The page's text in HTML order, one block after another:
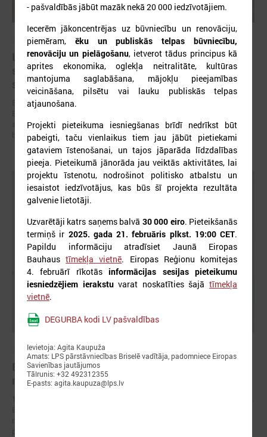
2026. gada 19. jūnijs
Latvijas pašvaldības aicinātas pieteikties
sadarbībai ar Ukrainas pašvaldībām veltītai
starptautiskai balvai
Eiropas Pašvaldību un reģionu padome sadarbībā ar “U-LEAD with
starptautiskai pašvaldību sadarbības balvai “Uzticības tiltu sadarbības
balva 2026”.
2026. gada 17. jūnijs
Eiropas pilsētu līderi Gimarainšā vienojas par
rīcību klimata noturības stiprināšanai
- pašvaldībās jābūt mazāk nekā 20 000 iedzīvotājiem.
Iecerēm jākoncentrējas uz būvniecību un renovāciju,
piemēram, ēku un publiskās telpas būvniecību,
renovāciju un pielāgošanu, ietverot tādus principus kā
aprites ekonomika, oglekļa neitralitāte, kultūras
mantojuma saglabāšana, mājokļu pieejamības
veicināšana, pilsētu vai lauku publiskās telpas
atjaunošana.
Projekti pieteikuma iesniegšanas brīdī nedrīkst būt
pabeigti, taču vienlaikus tiem jau jābūt pietiekami
gataviem īstenošanai, un tajos jāparāda līdzdalības
pieeja. Pieteikumā jānorāda jau veiktās aktivitātes, lai
projektu īstenotu, nodrošinot politisko atbalstu un
iesaistot iedzīvotājus, kas būs šī projekta rezultāta
galvenie lietotāji.
Uzvarētāji katrs saņems balvā 30 000 eiro. Pieteikšanās
termiņš ir 2025. gada 21. februāris plkst. 19:00 CET.
Papildu informāciju atradīsiet Jaunā Eiropas
Bauhaustīmekļa vietnē. Eiropas Reģionu komitejas
4. februārī rīkotāsinformācijas sesijas pieteikumu
iesniedzējiem ierakstuvarat noskatīties šajātīmekļa
vietnē.
DEGURBA kodi LV pašvaldības
Ievietoja: Agita Kaupuža
Amats: LPS pārstāvniecības Briselē vadītāja, padomniece Eiropas
Savienības jautājumos
Tālrunis: +32 492312355
E-pasts: agita.kaupuza@lps.lv